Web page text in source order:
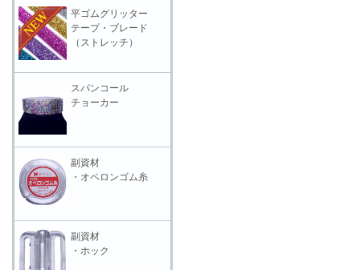
平ゴムグリッター
テープ・ブレード
（ストレッチ）
スパンコール
チョーカー
副資材
・オペロンゴム糸
副資材
・ホック